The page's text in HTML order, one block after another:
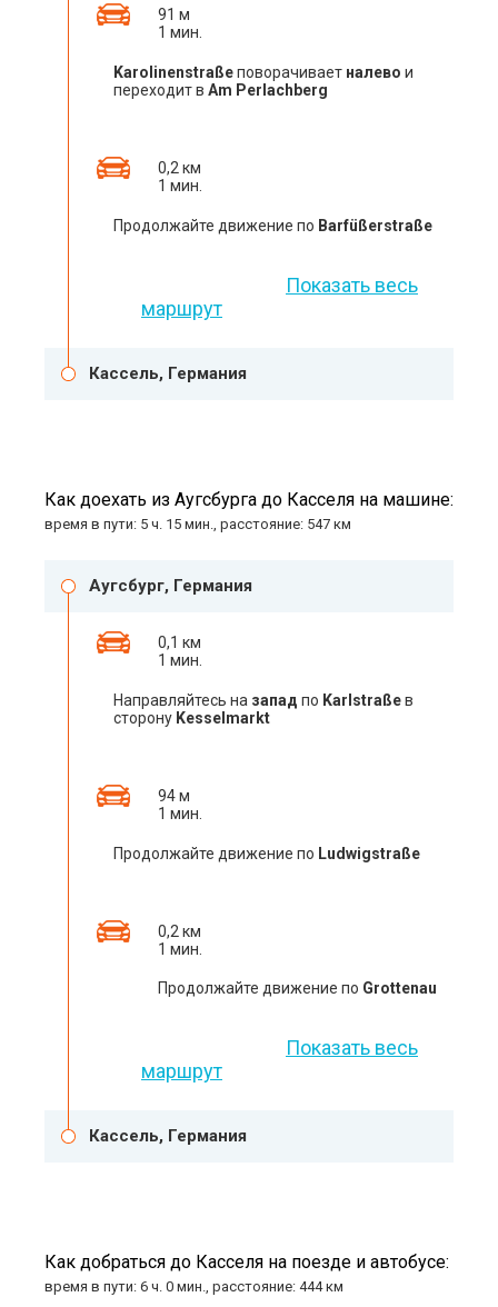
91 м
1 мин.
Karolinenstraßeповорачивает налево и
переходит в Am Perlachberg
0,2 км
1 мин.
Продолжайте движение по Barfüßerstraße
Показать весь
маршрут
Кассель, Германия
Как доехать из Аугсбурга до Касселя на машине:
время в пути: 5 ч. 15 мин., расстояние: 547 км
Аугсбург, Германия
0,1 км
1 мин.
Направляйтесь на запад по Karlstraßeв
сторону Kesselmarkt
94 м
1 мин.
Продолжайте движение по Ludwigstraße
0,2 км
1 мин.
Продолжайте движение по Grottenau
Показать весь
маршрут
Кассель, Германия
Как добраться до Касселя на поезде и автобусе:
время в пути: 6 ч. 0 мин., расстояние: 444 км